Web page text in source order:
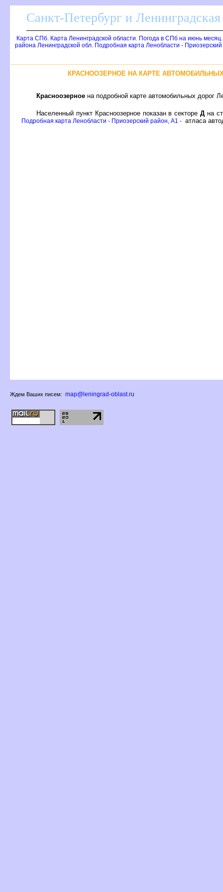
Санкт-Петербург и Ленинградская
Карта СПб. Карта Ленинградской области. Погода в СПб на июнь
района Ленинградской обл. Подробная карта Ленобласти -
КРАСНООЗЕРНОЕ НА КАРТЕ
Красноозерное на подробной карте автомобильных дорог
Населенный пункт Красноозерное показан в сектореД на
Подробная карта Ленобласти - Приозерский район, A1 - атласа
Ждем Ваших писем: map@leningrad-oblast.ru